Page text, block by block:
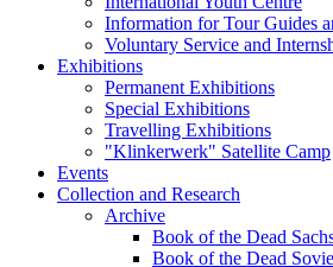
Information for Tour Guides
Voluntary Service and
Exhibitions
Permanent Exhibitions
Special Exhibitions
Travelling Exhibitions
"Klinkerwerk" Satellite Camp
Events
Collection and Research
Archive
Book of the Dead
Book of the Dead